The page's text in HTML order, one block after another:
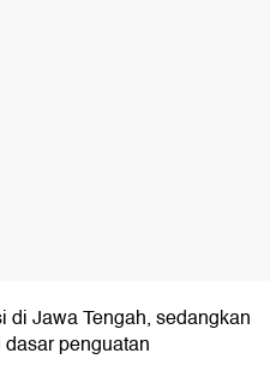
Jawa Tengah, sedangkan
penguatan